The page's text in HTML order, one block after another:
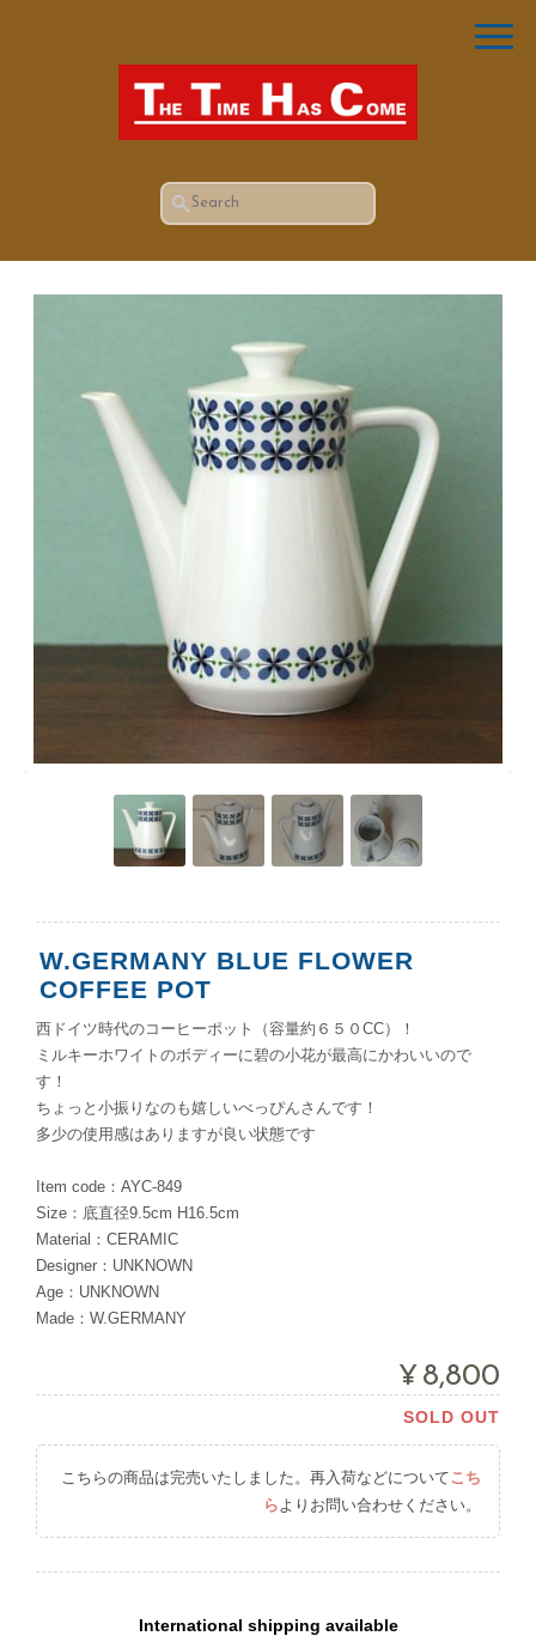
W.GERMANY BLUE FLOWER
COFFEE POT
西ドイツ時代のコーヒーポット（容量約６５０CC）！
ミルキーホワイトのボディーに碧の小花が最高にかわいいので
す！
ちょっと小振りなのも嬉しいべっぴんさんです！
多少の使用感はありますが良い状態です
Item code：AYC-849
Size：底直径9.5cm H16.5cm
Material：CERAMIC
Designer：UNKNOWN
Age：UNKNOWN
Made：W.GERMANY
¥8,800
SOLD OUT
こちらの商品は完売いたしました。再入荷などについてこち
ら よりお問い合わせください。
International shipping available